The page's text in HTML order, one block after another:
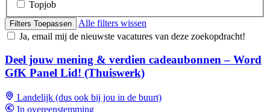
Topjob
Filters Toepassen
Alle filters wissen
Ja, email mij de nieuwste vacatures van deze zoekopdracht!
Deel jouw mening & verdien cadeaubonnen – Word
GfK Panel Lid! (Thuiswerk)
Landelijk (dus ook bij jou in de buurt)
In overeenstemming